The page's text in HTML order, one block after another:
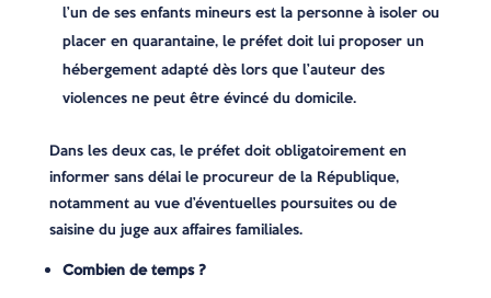
l’un de ses enfants mineurs est la personne à isoler ou
placer en quarantaine, le préfet doit lui proposer un
hébergement adapté dès lors que l’auteur des
violences ne peut être évincé du domicile.
Dans les deux cas, le préfet doit obligatoirement en
informer sans délai le procureur de la République,
notamment au vue d’éventuelles poursuites ou de
saisine du juge aux affaires familiales.
Combien de temps ?